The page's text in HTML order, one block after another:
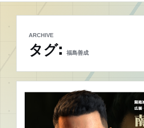
ARCHIVE
タグ: 福島善成